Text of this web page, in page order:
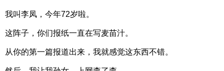
我叫李凤，今年72岁啦。
这阵子，你们报纸一直在写麦苗汁。
从你的第一篇报道出来，我就感觉这东西不错。